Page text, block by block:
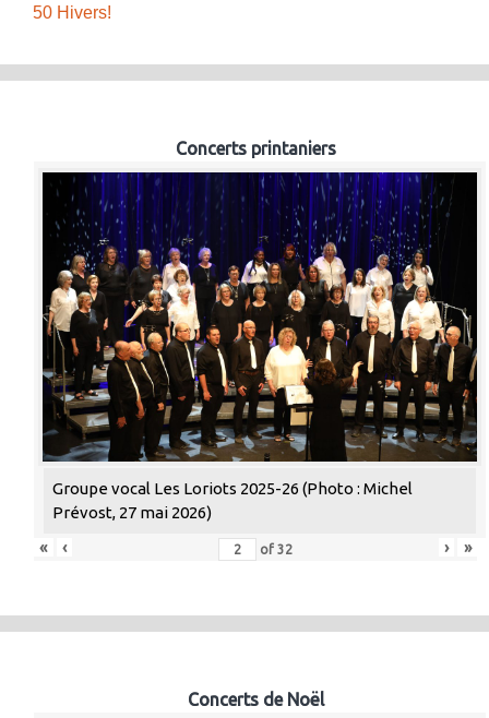
50 Hivers!
Concerts printaniers
Groupe vocal Les Loriots 2025-26 (Photo : Michel
Prévost, 27 mai 2026)
«
‹ of 32 › »
Concerts de Noël